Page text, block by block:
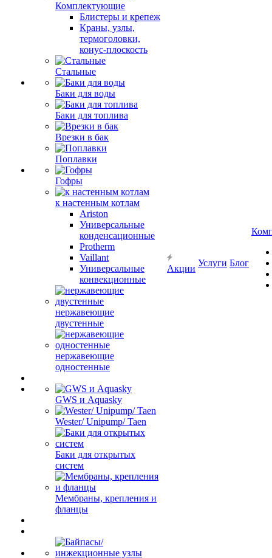
Комплектующие
Блистеры и крепеж
Краны, узлы,
термоголовки,
конус-плоскость
Стальные
Баки для воды
Баки для топлива
Врезки в бак
Поплавки
Гофры
к настенным котлам
Ariston
Универсальные
конденсационные
Protherm
Vaillant
Универсальные
конвекционные
нержавеющие
двустенные
нержавеющие
одностенные
GWS и Aquasky
Wester/ Unipump/ Taen
Баки для открытых
систем
Мембраны, крепления и
фланцы
Акции
Услуги Блог